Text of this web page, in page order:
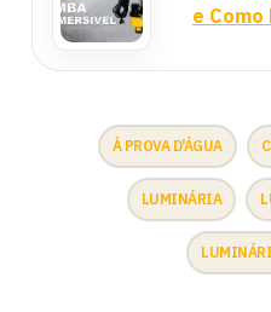
e Como
À PROVA D'ÁGUA
LUMINÁRIA